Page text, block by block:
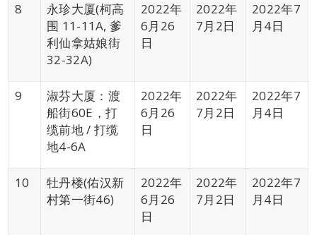
8
永珍大厦(柯高
围 11-11A, 爹
利仙拿姑娘街
32-32A)
2022年
6月26
日
2022年
7月2日
2022年7
月4日
9
淑芬大厦：渡
船街60E，打
缆前地 / 打缆
地4-6A
2022年
6月26
日
2022年
7月2日
2022年7
月4日
10
牡丹楼(佑汉新
村第一街46)
2022年
6月26
日
2022年
7月2日
2022年7
月4日